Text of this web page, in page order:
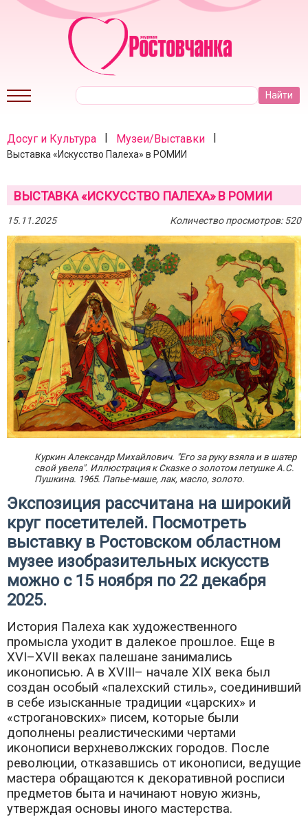
Досуг и Культура | Музеи/Выставки |
Выставка «Искусство Палеха» в РОМИИ
ВЫСТАВКА «ИСКУССТВО ПАЛЕХА» В РОМИИ
15.11.2025 Количество просмотров: 520
Куркин Александр Михайлович. "Его за руку взяла и в шатер
свой увела". Иллюстрация к Сказке о золотом петушке А.С.
Пушкина. 1965. Папье-маше, лак, масло, золото.
Экспозиция рассчитана на широкий
круг посетителей. Посмотреть
выставку в Ростовском областном
музее изобразительных искусств
можно с 15 ноября по 22 декабря
2025.
История Палеха как художественного
промысла уходит в далекое прошлое. Еще в
XVI–XVII веках палешане занимались
иконописью. А в XVIII– начале XIX века был
создан особый «палехский стиль», соединивший
в себе изысканные традиции «царских» и
«строгановских» писем, которые были
дополнены реалистическими чертами
иконописи верхневолжских городов. После
революции, отказавшись от иконописи, ведущие
мастера обращаются к декоративной росписи
предметов быта и начинают новую жизнь,
утверждая основы иного мастерства.